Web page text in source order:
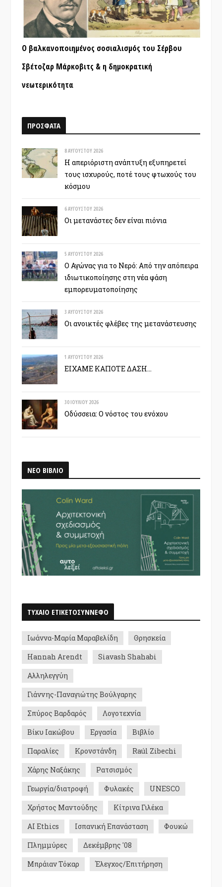
Ο βαλκανοποιημένος σοσιαλισμός του Σέρβου
Σβέτοζαρ Μάρκοβιτς & η δημοκρατική
νεωτερικότητα
ΠΡΟΣΦΑΤΑ
8 ΑΥΓΟΎΣΤΟΥ 2026
Η απεριόριστη ανάπτυξη εξυπηρετεί
τους ισχυρούς, ποτέ τους φτωχούς του
κόσμου
6 ΑΥΓΟΎΣΤΟΥ 2026
Οι μετανάστες δεν είναι πιόνια
5 ΑΥΓΟΎΣΤΟΥ 2026
Ο Αγώνας για το Νερό: Από την απόπειρα
ιδιωτικοποίησης στη νέα φάση
εμπορευματοποίησης
3 ΑΥΓΟΎΣΤΟΥ 2026
Οι ανοικτές φλέβες της μετανάστευσης
1 ΑΥΓΟΎΣΤΟΥ 2026
ΕΙΧΑΜΕ ΚΑΠΟΤΕ ΔΑΣΗ…
30 ΙΟΥΛΊΟΥ 2026
Οδύσσεια: Ο νόστος του ενόχου
ΝΕΟ ΒΙΒΛΙΟ
ΤΥΧΑΙΟ ΕΤΙΚΕΤΟΣΥΝΝΕΦΟ
Ιωάννα-Μαρία Μαραβελίδη
Θρησκεία
Hannah Arendt
Siavash Shahabi
Αλληλεγγύη
Γιάννης-Παναγιώτης Βούλγαρης
Σπύρος Βαρδαρός
Λογοτεχνία
Βίκυ Ιακώβου
Εργασία
Βιβλίο
Παραλίες
Κρονστάνδη
Raúl Zibechi
Χάρης Ναξάκης
Ρατσισμός
Γεωργία/διατροφή
Φυλακές
UNESCO
Χρήστος Μαντούδης
Κίτρινα Γιλέκα
AI Ethics
Ισπανική Επανάσταση
Φουκώ
Πλημμύρες
Δεκέμβρης '08
Μπράιαν Τόκαρ
Έλεγχος/Επιτήρηση